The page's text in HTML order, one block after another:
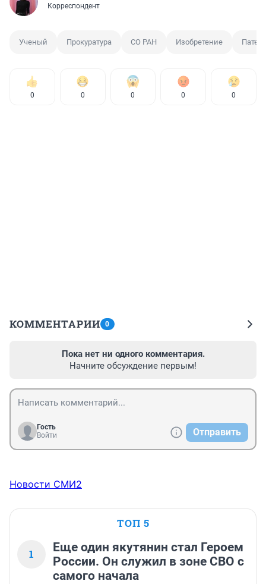
Корреспондент
Ученый Прокуратура СО РАН Изобретение Патент
0 0 0 0 0
КОММЕНТАРИИ 0
Пока нет ни одного комментария.
Начните обсуждение первым!
Гость
Войти
Отправить
Новости СМИ2
ТОП 5
1
Еще один якутянин стал Героем
России. Он служил в зоне СВО с
самого начала